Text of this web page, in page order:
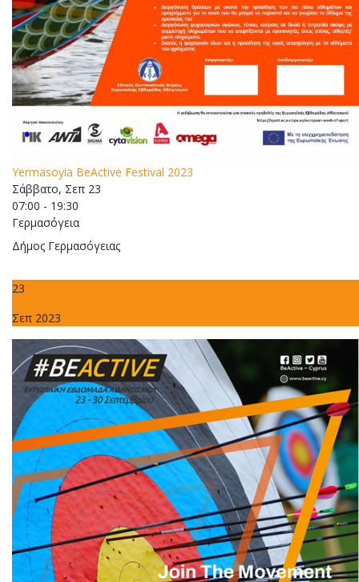
Yermasoyia BeActive Festival 2023
Σάββατο, Σεπ 23
07:00 - 19:30
Γερμασόγεια
Δήμος Γερμασόγειας
23
Σεπ 2023